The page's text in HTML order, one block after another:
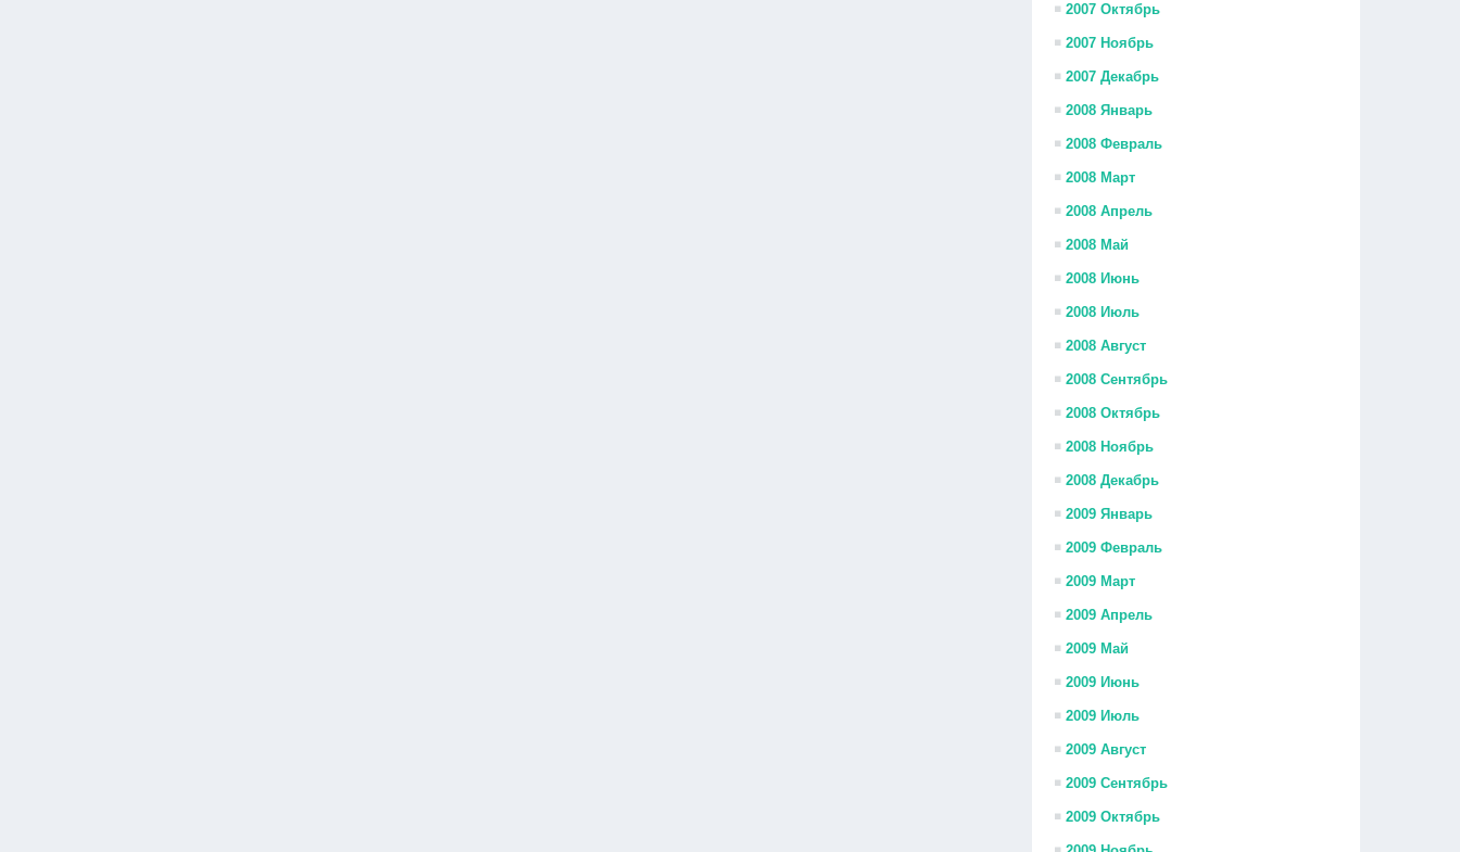
2007 Октябрь
2007 Ноябрь
2007 Декабрь
2008 Январь
2008 Февраль
2008 Март
2008 Апрель
2008 Май
2008 Июнь
2008 Июль
2008 Август
2008 Сентябрь
2008 Октябрь
2008 Ноябрь
2008 Декабрь
2009 Январь
2009 Февраль
2009 Март
2009 Апрель
2009 Май
2009 Июнь
2009 Июль
2009 Август
2009 Сентябрь
2009 Октябрь